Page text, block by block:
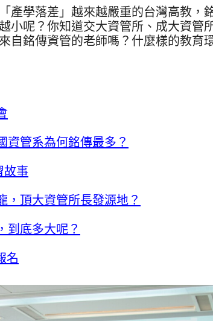
產學落差」越來越嚴重的台灣高教，
小呢？你知道交大資管所、成大資管
自銘傳資管的老師嗎？什麼樣的教育
資管系為何銘傳最多？
故事
，頂大資管所長發源地？
到底多大呢？
名